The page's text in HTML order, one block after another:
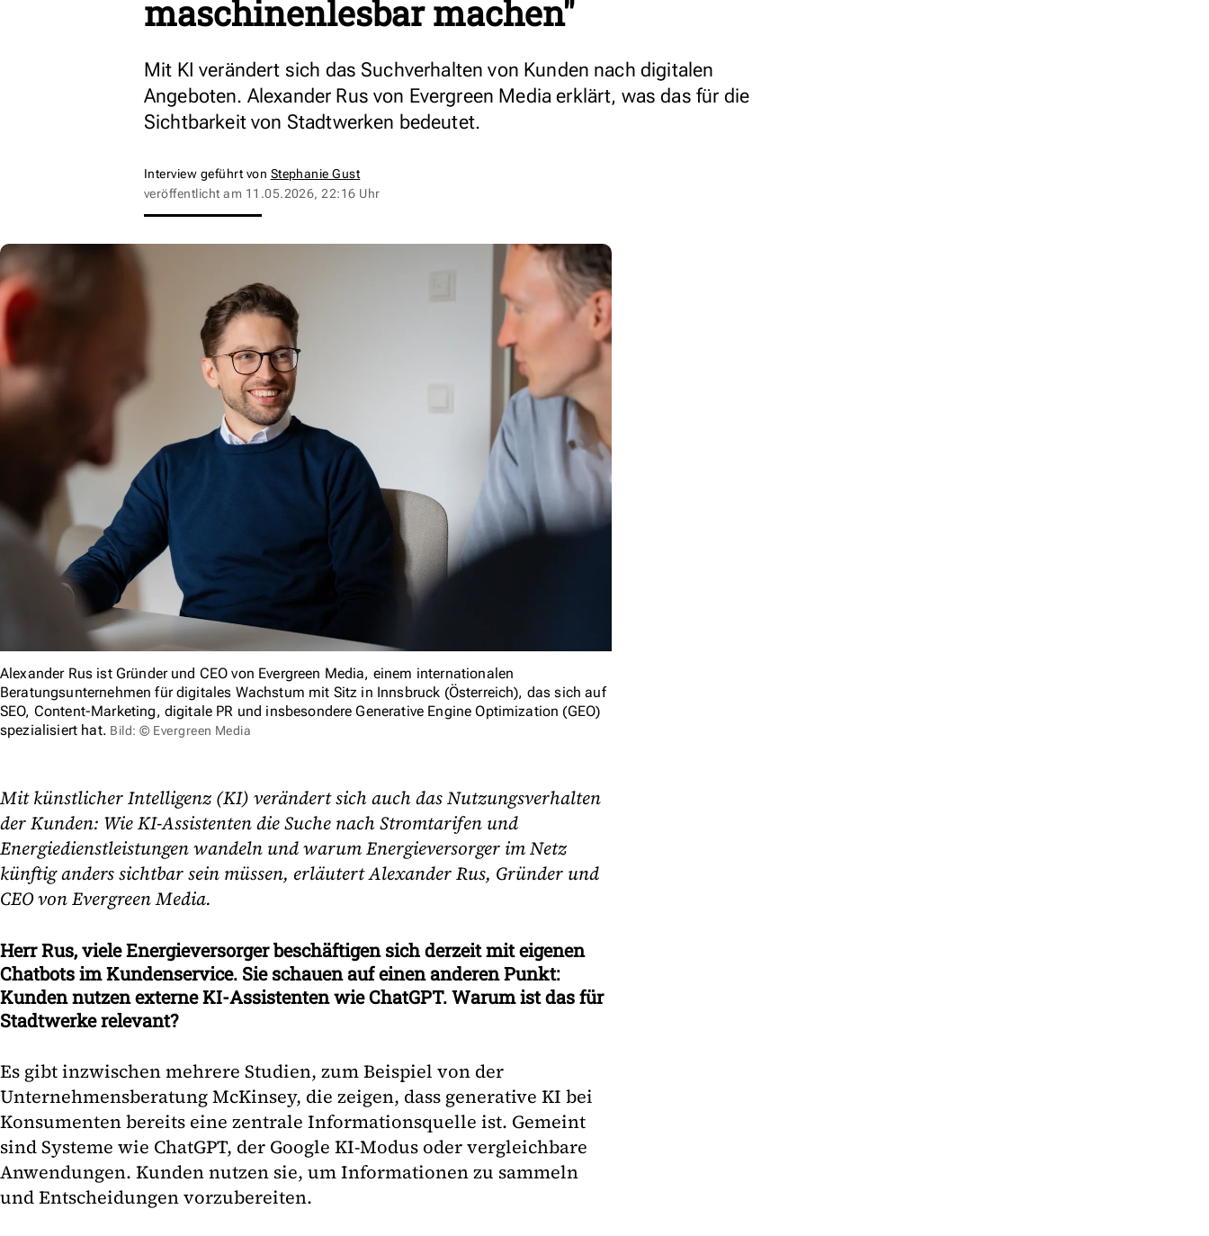
maschinenlesbar machen"
Mit KI verändert sich das Suchverhalten von Kunden nach digitalen
Angeboten. Alexander Rus von Evergreen Media erklärt, was das für die
Sichtbarkeit von Stadtwerken bedeutet.
Interview geführt von Stephanie Gust
veröffentlicht am 11.05.2026, 22:16 Uhr
Alexander Rus ist Gründer und CEO von Evergreen Media, einem internationalen
Beratungsunternehmen für digitales Wachstum mit Sitz in Innsbruck (Österreich), das sich auf
SEO, Content-Marketing, digitale PR und insbesondere Generative Engine Optimization (GEO)
spezialisiert hat. Bild: © Evergreen Media
Mit künstlicher Intelligenz (KI) verändert sich auch das Nutzungsverhalten
der Kunden: Wie KI-Assistenten die Suche nach Stromtarifen und
Energiedienstleistungen wandeln und warum Energieversorger im Netz
künftig anders sichtbar sein müssen, erläutert Alexander Rus, Gründer und
CEO von Evergreen Media.
Herr Rus, viele Energieversorger beschäftigen sich derzeit mit eigenen
Chatbots im Kundenservice. Sie schauen auf einen anderen Punkt:
Kunden nutzen externe KI-Assistenten wie ChatGPT. Warum ist das für
Stadtwerke relevant?
Es gibt inzwischen mehrere Studien, zum Beispiel von der
Unternehmensberatung McKinsey, die zeigen, dass generative KI bei
Konsumenten bereits eine zentrale Informationsquelle ist. Gemeint
sind Systeme wie ChatGPT, der Google KI-Modus oder vergleichbare
Anwendungen. Kunden nutzen sie, um Informationen zu sammeln
und Entscheidungen vorzubereiten.